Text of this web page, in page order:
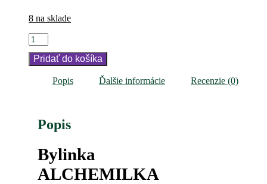
8 na sklade
množstvo
Bylinka
ALCHEMILKA
Pridať do košíka
Popis Ďalšie informácie Recenzie (0)
Popis
Bylinka
ALCHEMILKA